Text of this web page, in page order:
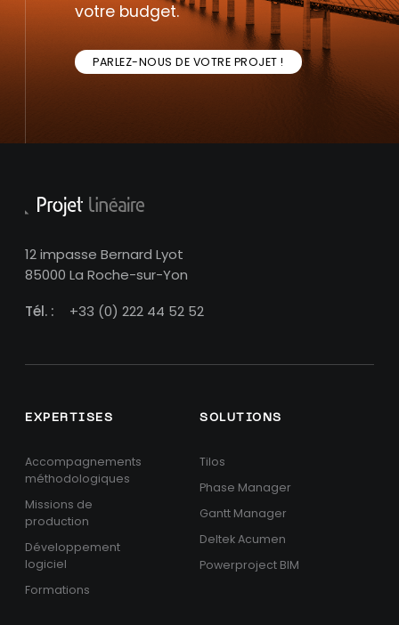
votre budget.
PARLEZ-NOUS DE VOTRE PROJET !
12 impasse Bernard Lyot
85000 La Roche-sur-Yon
Tél. :
+33 (0) 222 44 52 52
EXPERTISES
Accompagnements
méthodologiques
Missions de
production
Développement
logiciel
Formations
SOLUTIONS
Tilos
Phase Manager
Gantt Manager
Deltek Acumen
Powerproject BIM